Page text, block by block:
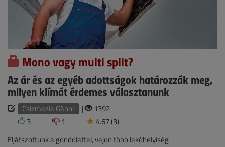
Mono vagy multi split?
Az ár és az egyéb adottságok határozzák meg,
milyen klímát érdemes választanunk
Csizmazia Gábor |
1392
3
1
4.67 (3)
Eljátszottunk a gondolattal, vajon több lakóhelyiség